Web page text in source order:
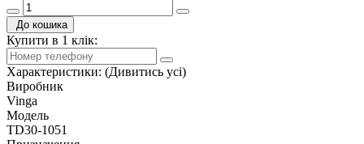
До кошика
Купити в 1 клік:
Характеристики: (Дивитись усі)
Виробник
Vinga
Модель
TD30-1051